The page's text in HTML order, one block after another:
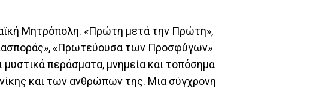
Μητρόπολη. «Πρώτη μετά την Πρώτη»,
«Πρωτεύουσα των Προσφύγων»
περάσματα, μνημεία και τοπόσημα
και των ανθρώπων της. Μια σύγχρονη